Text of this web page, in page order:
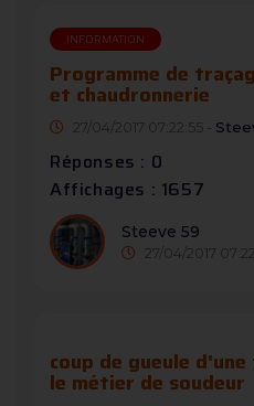
INFORMATION
Programme de
et chaudronnerie
27/04/2017 07:22:55 -
Réponses : 0
Affichages : 1657
Steeve 59
27/04/2017
coup de gueule
le métier de soudeur